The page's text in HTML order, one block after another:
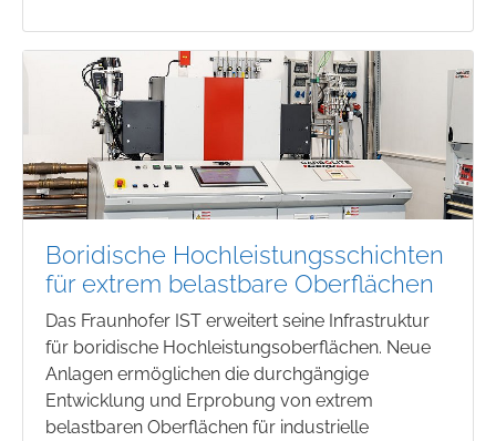
Boridische Hochleistungsschichten
für extrem belastbare Oberflächen
Das Fraunhofer IST erweitert seine Infrastruktur
für boridische Hochleistungsoberflächen. Neue
Anlagen ermöglichen die durchgängige
Entwicklung und Erprobung von extrem
belastbaren Oberflächen für industrielle